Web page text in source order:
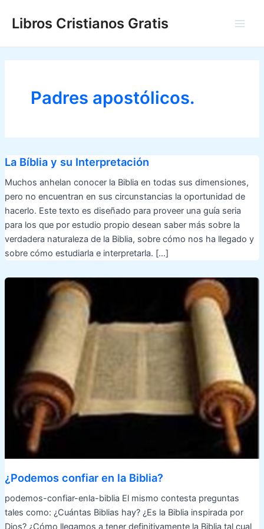
Libros Cristianos Gratis
Padres apostólicos.
La Bíblia y su Interpretación
Muchos anhelan conocer la Biblia en todas sus dimensiones,
pero no encuentran en sus circunstancias la oportunidad de
hacerlo. Este texto es diseñado para proveer una guía seria
para los que por estudio propio desean saber más sobre la
verdadera naturaleza de la Biblia, sobre cómo nos ha llegado y
sobre cómo estudiarla e interpretarla. […]
¿Podemos confiar en la Biblia?
podemos-confiar-enla-biblia El mismo contesta preguntas
tales como: ¿Cuántas Biblias hay? ¿Es la Biblia inspirada por
Dios? ¿Cómo llegamos a tener definitivamente la Biblia tal cual